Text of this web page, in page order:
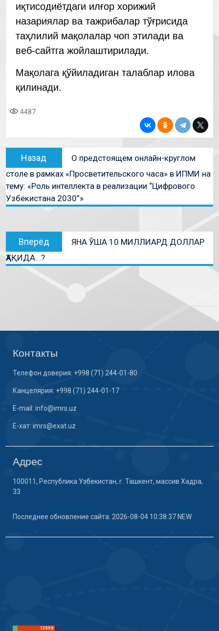
иқтисодиётдаги илғор хорижий
назариялар ва тажрибалар тўғрисида
таҳлилий мақолалар чоп этилади ва
веб-сайтга жойлаштирилади.
Мақолага қўйиладиган талаблар илова
қилинади.
4487
Назад
О предстоящем онлайн-круглом
столе в рамках «Просветительского часа» в ИПМИ на
тему: «Роль интеллекта в реализации “Цифрового
Узбекистана 2030”»
Вперёд
ЯНА ЎША 10 МИЛЛИАРД ДОЛЛАР
ҲАҚИДА...?
Контакты
Телефон доверия: +998 (71) 244-01-80
Канцелярия: +998 (71) 244-01-17
E-mail: info@imrs.uz
E-хат: imrs@exat.uz
Адрес
100011, Республика Узбекистан, г. Ташкент, массив Хадра,
33
Последнее обновление сайта: 2026-08-04 10:38:37 NEW